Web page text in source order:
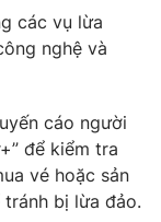
các vụ lừa
nghệ và
cáo người
để kiểm tra
vé hoặc sản
bị lừa đảo.